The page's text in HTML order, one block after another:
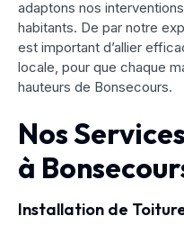
adaptons nos
habitants. De par notre
est important d’allier
locale, pour que chaque
hauteurs de Bonsecours.
Nos
à
Installation de